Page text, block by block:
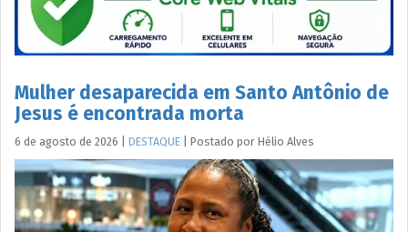
Mulher desaparecida em Santo Antônio de
Jesus é encontrada morta
6 de agosto de 2026 DESTAQUE Postado por Hélio Alves